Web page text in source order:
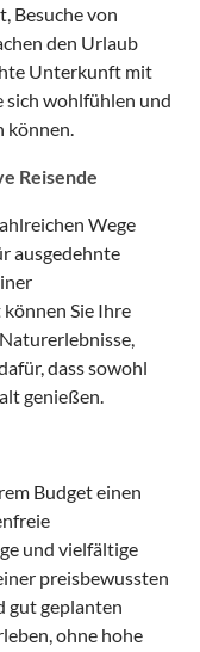
Besuche von
den Urlaub
Unterkunft mit
sich wohlfühlen und
können.
Reisende
Wege
ausgedehnte
Sie Ihre
dass sowohl
genießen.
Budget einen
und vielfältige
preisbewussten
gut geplanten
ohne hohe